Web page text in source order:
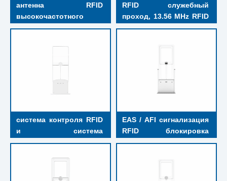
антенна RFID
высокочастотного
диапазона, встроенная
считывания 13.56MHz
RFID служебный
проход, 13.56 MHz RFID
считыватель карт
система контроля RFID
и система
сигнализации AFI
EAS / AFI сигнализация
RFID блокировка
карточек,
по ширине 90C